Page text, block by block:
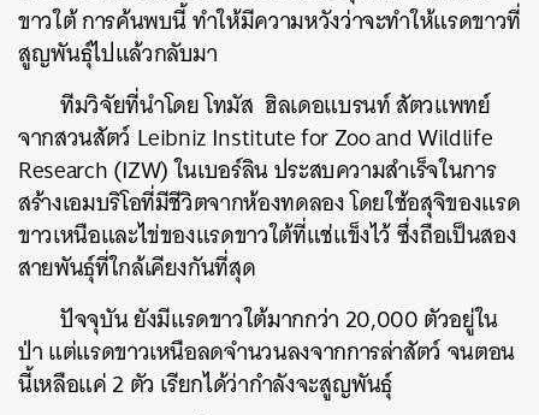
ขาวใต้ การค้นพบนี้ ทำให้มีความหวังว่าจะทำให้แรดขาวที่
สูญพันธุ์ไปแล้วกลับมา
ทีมวิจัยที่นำโดย โทมัส ฮิลเดอแบรนท์ สัตวแพทย์
จากสวนสัตว์ Leibniz Institute for Zoo and Wildlife
Research (IZW) ในเบอร์ลิน ประสบความสำเร็จในการ
สร้างเอมบริโอที่มีชีวิตจากห้องทดลอง โดยใช้อสุจิของแรด
ขาวเหนือและไข่ของแรดขาวใต้ที่แช่แข็งไว้ ซึ่งถือเป็นสอง
สายพันธุ์ที่ใกล้เคียงกันที่สุด
ปัจจุบัน ยังมีแรดขาวใต้มากกว่า 20,000 ตัวอยู่ใน
ป่า แต่แรดขาวเหนือลดจำนวนลงจากการล่าสัตว์ จนตอน
นี้เหลือแค่ 2 ตัว เรียกได้ว่ากำลังจะสูญพันธุ์